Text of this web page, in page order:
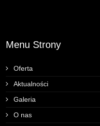
Menu Strony
Oferta
Aktualności
Galeria
O nas